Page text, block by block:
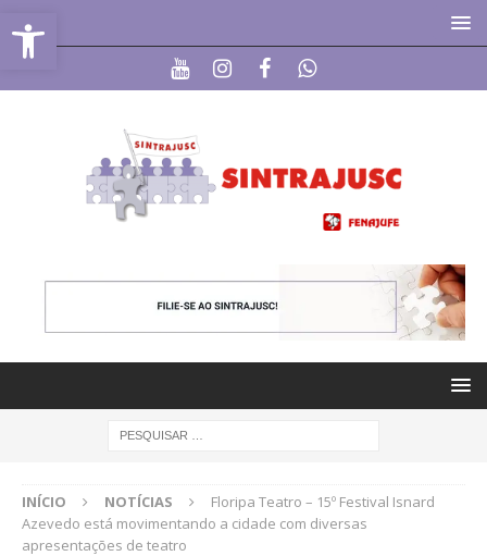
Abrir a barra de ferramentas
INÍCIO NOTÍCIAS
Floripa Teatro – 15º Festival Isnard
Azevedo está movimentando a cidade com diversas
apresentações de teatro